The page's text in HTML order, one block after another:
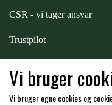
CSR - vi tager ansvar
Trustpilot
Vi bruger
Vi bruger egne cookies og